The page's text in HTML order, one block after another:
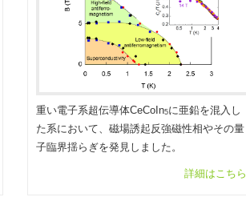
重い電子系超伝導体CeCoIn5に亜鉛を混入し
た系において、磁場誘起反強磁性相やその量
子臨界揺らぎを発見しました。
詳細はこちら